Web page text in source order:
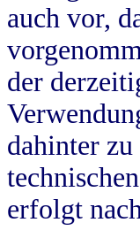
auch vor,
der
dahinter
erfolgt